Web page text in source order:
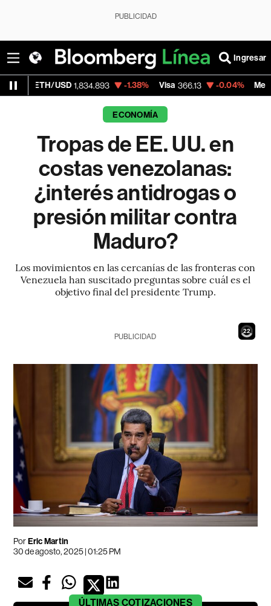
PUBLICIDAD
Ingresar
1,834.893 -1.38% Visa 366.13 -0.04% MercadoLibre
ECONOMÍA
Tropas de EE. UU. en
costas venezolanas:
¿interés antidrogas o
presión militar contra
Maduro?
Los movimientos en las cercanías de las fronteras con
Venezuela han suscitado preguntas sobre cuál es el
objetivo final del presidente Trump.
20
PUBLICIDAD
PorEric Martin
30 de agosto, 2025 | 01:25 PM
ÚLTIMAS COTIZACIONES